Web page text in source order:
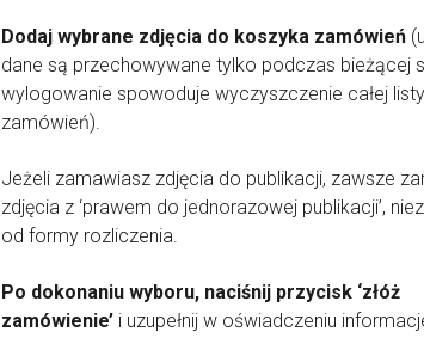
Dodaj wybrane zdjęcia do koszyka zamówień
dane są przechowywane tylko podczas bieżącej
wylogowanie spowoduje wyczyszczenie całej listy
zamówień).
Jeżeli zamawiasz zdjęcia do publikacji, zawsze
zdjęcia z ‘prawem do jednorazowej publikacji’,
od formy rozliczenia.
Po dokonaniu wyboru, naciśnij przycisk ‘złóż
zamówienie’ i uzupełnij w oświadczeniu